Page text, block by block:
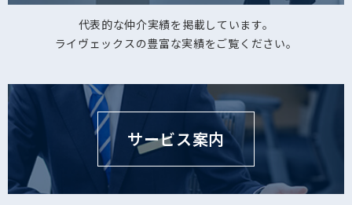
代表的な仲介実績を掲載しています。
ライヴェックスの豊富な実績をご覧ください。
サービス案内